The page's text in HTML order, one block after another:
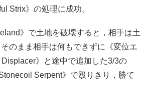
Strix》の処理に成功。
》で土地を破壊すると，相手は土
のまま相手は何もできずに《変位エ
》と途中で追加した3/3の
Serpent》で殴りきり，勝て